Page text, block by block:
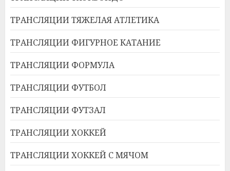
ТРАНСЛЯЦИИ ТЯЖЕЛАЯ АТЛЕТИКА
ТРАНСЛЯЦИИ ФИГУРНОЕ КАТАНИЕ
ТРАНСЛЯЦИИ ФОРМУЛА
ТРАНСЛЯЦИИ ФУТБОЛ
ТРАНСЛЯЦИИ ФУТЗАЛ
ТРАНСЛЯЦИИ ХОККЕЙ
ТРАНСЛЯЦИИ ХОККЕЙ С МЯЧОМ